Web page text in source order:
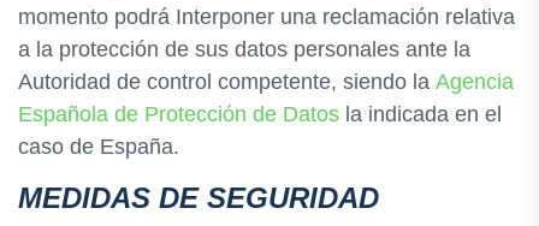
momento podrá Interponer una reclamación relativa
a la protección de sus datos personales ante la
Autoridad de control competente, siendo la Agencia
Española de Protección de Datos la indicada en el
caso de España.
MEDIDAS DE SEGURIDAD